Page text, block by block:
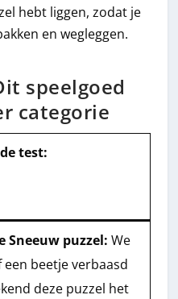
hebt liggen, zodat je
en wegleggen.
speelgoed
categorie
test:
Sneeuw puzzel: We
een beetje verbaasd
deze puzzel het